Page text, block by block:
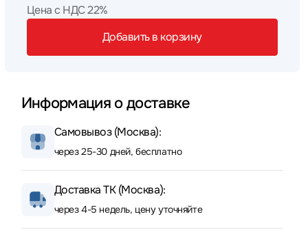
Цена с НДС 22%
Добавить в корзину
Информация о доставке
Самовывоз (Москва):
через 25-30 дней, бесплатно
Доставка ТК (Москва):
через 4-5 недель, цену уточняйте